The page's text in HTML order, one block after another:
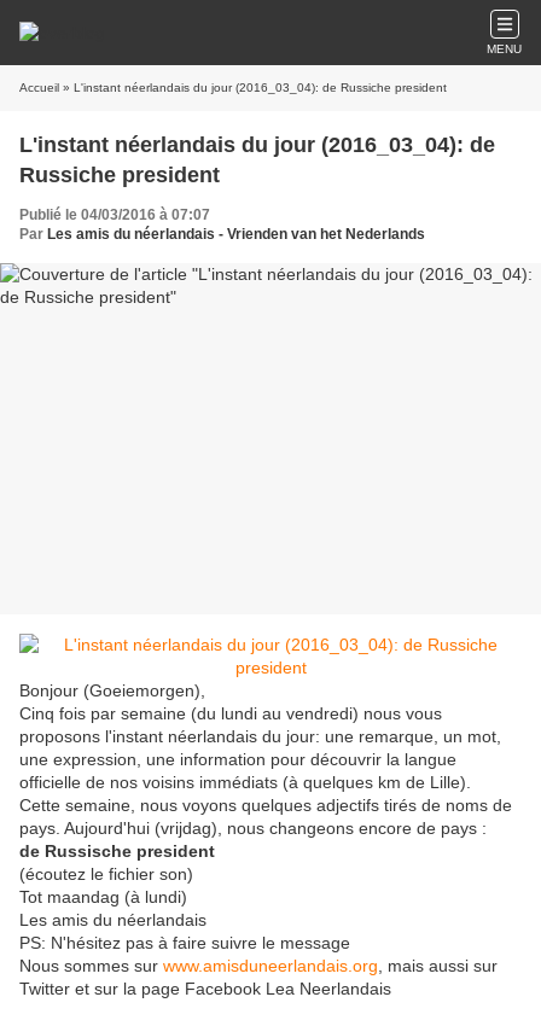
MENU
Accueil » L'instant néerlandais du jour (2016_03_04): de Russiche president
L'instant néerlandais du jour (2016_03_04): de
Russiche president
Publié le 04/03/2016 à 07:07
Par Les amis du néerlandais - Vrienden van het Nederlands
Bonjour (Goeiemorgen),
Cinq fois par semaine (du lundi au vendredi) nous vous
proposons l'instant néerlandais du jour: une remarque, un mot,
une expression, une information pour découvrir la langue
officielle de nos voisins immédiats (à quelques km de Lille).
Cette semaine, nous voyons quelques adjectifs tirés de noms de
pays. Aujourd'hui (vrijdag), nous changeons encore de pays :
de Russische president
(écoutez le fichier son)
Tot maandag (à lundi)
Les amis du néerlandais
PS: N'hésitez pas à faire suivre le message
Nous sommes sur www.amisduneerlandais.org , mais aussi sur
Twitter et sur la page Facebook Lea Neerlandais